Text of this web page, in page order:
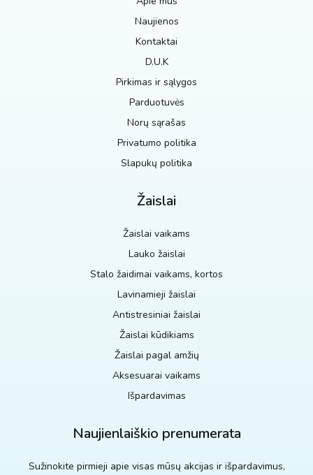
Naujienos
Kontaktai
D.U.K
Pirkimas ir sąlygos
Parduotuvės
Norų sąrašas
Privatumo politika
Slapukų politika
Žaislai
Žaislai vaikams
Lauko žaislai
Stalo žaidimai vaikams, kortos
Lavinamieji žaislai
Antistresiniai žaislai
Žaislai kūdikiams
Žaislai pagal amžių
Aksesuarai vaikams
Išpardavimas
Naujienlaiškio prenumerata
Sužinokite pirmieji apie visas mūsų akcijas ir išpardavimus,